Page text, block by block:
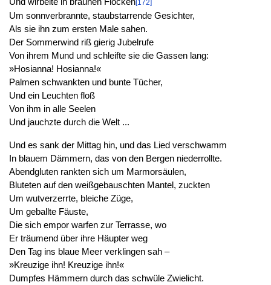
[172]
Um sonnverbrannte, staubstarrende Gesichter,
Als sie ihn zum ersten Male sahen.
Der Sommerwind riß gierig Jubelrufe
Von ihrem Mund und schleifte sie die Gassen lang:
»Hosianna! Hosianna!«
Palmen schwankten und bunte Tücher,
Und ein Leuchten floß
Von ihm in alle Seelen
Und jauchzte durch die Welt ...
Und es sank der Mittag hin, und das Lied verschwamm
In blauem Dämmern, das von den Bergen niederrollte.
Abendgluten rankten sich um Marmorsäulen,
Bluteten auf den weißgebauschten Mantel, zuckten
Um wutverzerrte, bleiche Züge,
Um geballte Fäuste,
Die sich empor warfen zur Terrasse, wo
Er träumend über ihre Häupter weg
Den Tag ins blaue Meer verklingen sah –
»Kreuzige ihn! Kreuzige ihn!«
Dumpfes Hämmern durch das schwüle Zwielicht.